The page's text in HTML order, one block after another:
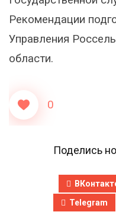
Рекомендации
Управления
области.
0
Поделись
Telegram